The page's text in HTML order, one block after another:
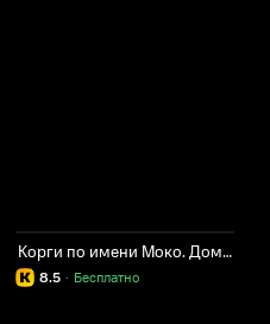
Корги по имени Моко. Домашние животные
8.5 Бесплатно
·